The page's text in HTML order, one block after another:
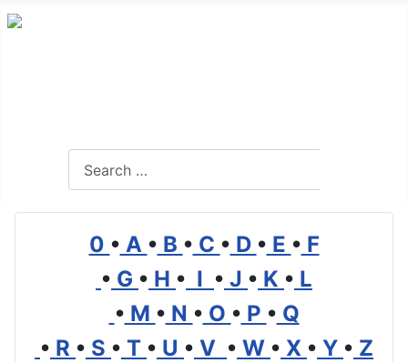
0 • A • B • C • D • E • F
• G • H • I • J • K • L
• M • N • O • P • Q
• R • S • T • U • V • W • X • Y • Z